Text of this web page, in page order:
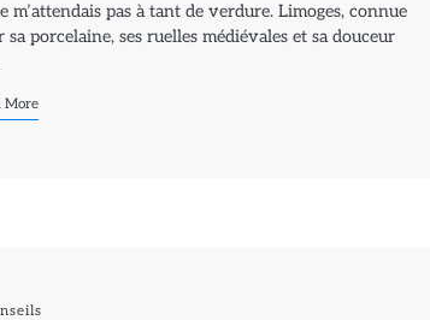
m’attendais pas à tant de verdure. Limoges, connue
sa porcelaine, ses ruelles médiévales et sa douceur
More